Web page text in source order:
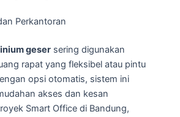
Perkantoran
geser sering digunakan
rapat yang fleksibel atau pintu
opsi otomatis, sistem ini
akses dan kesan
Smart Office di Bandung,